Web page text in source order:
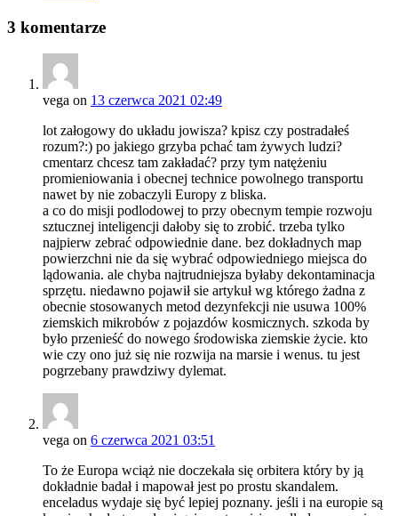
3 komentarze
vega on 13 czerwca 2021 02:49
lot załogowy do układu jowisza? kpisz czy postradałeś
rozum?:) po jakiego grzyba pchać tam żywych ludzi?
cmentarz chcesz tam zakładać? przy tym natężeniu
promieniowania i obecnej technice powolnego transportu
nawet by nie zobaczyli Europy z bliska.
a co do misji podlodowej to przy obecnym tempie rozwoju
sztucznej inteligencji dałoby się to zrobić. trzeba tylko
najpierw zebrać odpowiednie dane. bez dokładnych map
powierzchni nie da się wybrać odpowiedniego miejsca do
lądowania. ale chyba najtrudniejsza byłaby dekontaminacja
sprzętu. niedawno pojawił sie artykuł wg którego żadna z
obecnie stosowanych metod dezynfekcji nie usuwa 100%
ziemskich mikrobów z pojazdów kosmicznych. szkoda by
było przenieść do nowego środowiska ziemskie życie. kto
wie czy ono już się nie rozwija na marsie i wenus. tu jest
pogrzebany prawdziwy dylemat.
vega on 6 czerwca 2021 03:51
To że Europa wciąż nie doczekała się orbitera który by ją
dokładnie badał i mapował jest po prostu skandalem.
enceladus wydaje się być lepiej poznany. jeśli i na europie są